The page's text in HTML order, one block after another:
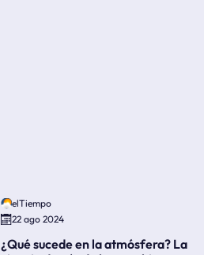
elTiempo
22 ago 2024
¿Qué sucede en la atmósfera? La